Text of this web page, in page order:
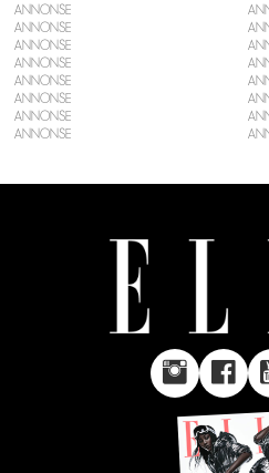
ANNONSE
ANNONSE
ANNONSE
ANNONSE
ANNONSE
ANNONSE
ANNONSE
ANNONSE